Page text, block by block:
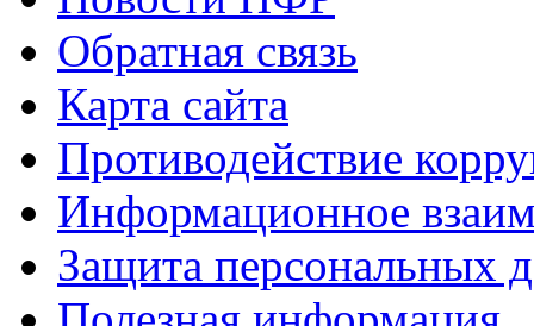
Обратная связь
Карта сайта
Противодействие
Информационное
Защита персональных